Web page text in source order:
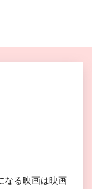
なる映画は映画